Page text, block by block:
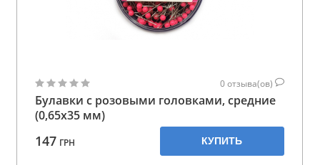
0отзыва(ов)
Булавки с розовыми головками, средние
(0,65х35 мм)
147 ГРН КУПИТЬ